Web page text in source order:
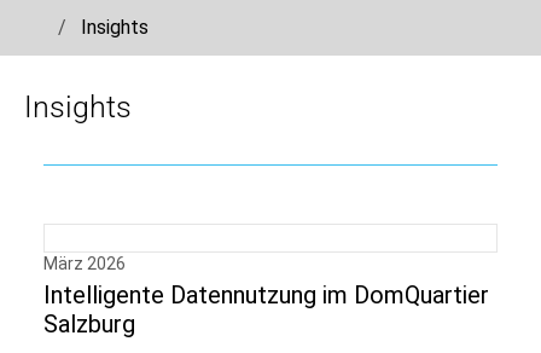
Insights
Insights
März 2026
Intelligente Datennutzung im DomQuartier
Salzburg